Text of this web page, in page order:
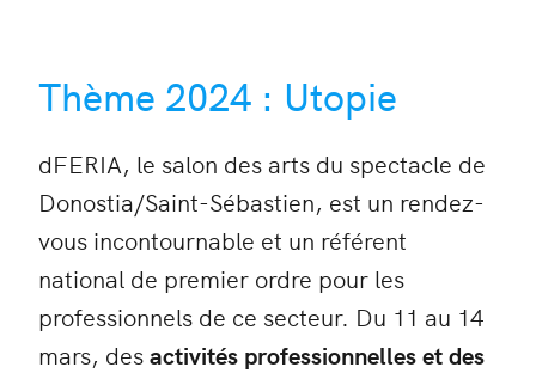
Thème 2024 : Utopie
dFERIA, le salon des arts du spectacle de
Donostia/Saint-Sébastien, est un rendez-
vous incontournable et un référent
national de premier ordre pour les
professionnels de ce secteur. Du 11 au 14
mars, desactivités professionnelles et des